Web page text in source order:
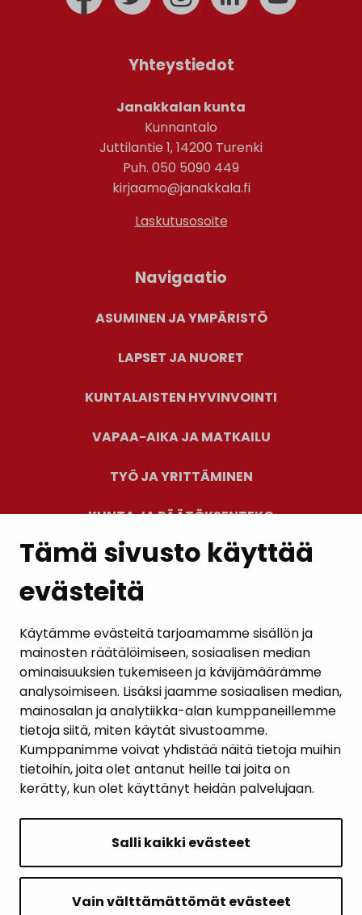
Tämä sivusto käyttää
evästeitä
Käytämme evästeitä tarjoamamme sisällön ja
mainosten räätälöimiseen, sosiaalisen median
ominaisuuksien tukemiseen ja kävijämäärämme
analysoimiseen. Lisäksi jaamme sosiaalisen median,
mainosalan ja analytiikka-alan kumppaneillemme
tietoja siitä, miten käytät sivustoamme.
Kumppanimme voivat yhdistää näitä tietoja muihin
tietoihin, joita olet antanut heille tai joita on
kerätty, kun olet käyttänyt heidän palvelujaan.
Salli kaikki evästeet
Vain välttämättömät evästeet
Yhteystiedot
Janakkalan kunta
Kunnantalo
Juttilantie 1, 14200 Turenki
Puh. 050 5090 449
kirjaamo@janakkala.fi
Laskutusosoite
Navigaatio
ASUMINEN JA YMPÄRISTÖ
LAPSET JA NUORET
KUNTALAISTEN HYVINVOINTI
VAPAA-AIKA JA MATKAILU
TYÖ JA YRITTÄMINEN
KUNTA JA PÄÄTÖKSENTEKO
AJANKOHTAISET
YHTEYSTIEDOT
KARTTAPALVELU
SIVUN ALKUUN
Intranet
Saavutettavuusseloste